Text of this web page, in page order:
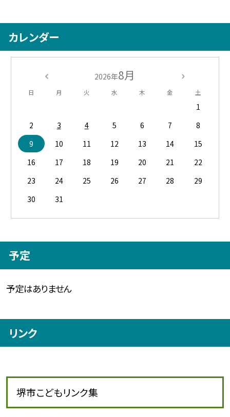
カレンダー
2026年8月
日 月 火 水 木 金 土
1
2
3 4 5 6 7
8
9
10 11 12 13 14
15
16
17 18 19 20 21
22
23
24 25 26 27 28
29
30
31
予定
予定はありません
リンク
堺市こどもリンク集